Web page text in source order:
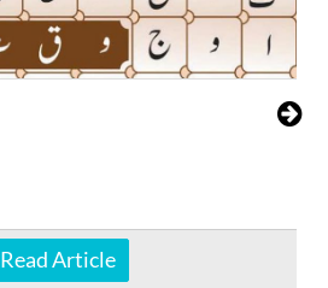
Read Article